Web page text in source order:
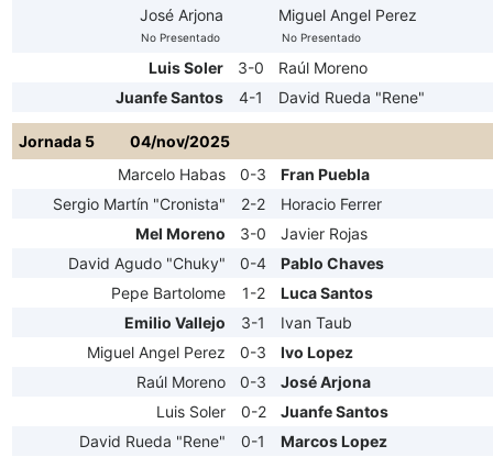
José Arjona
No Presentado
Miguel Angel Perez
No Presentado
Luis Soler 3-0
Raúl Moreno
Juanfe Santos
4-1 David Rueda "Rene"
Jornada 5
04/nov/2025
Marcelo Habas
0-3
Fran Puebla
Sergio Martín "Cronista"
2-2
Horacio Ferrer
Mel Moreno
3-0
Javier Rojas
David Agudo "Chuky"
0-4
Pablo Chaves
Pepe Bartolome
1-2
Luca Santos
Emilio Vallejo
3-1
Ivan Taub
Miguel Angel Perez
0-3
Ivo Lopez
Raúl Moreno
0-3
José Arjona
Luis Soler
0-2
Juanfe Santos
David Rueda "Rene"
0-1 Marcos Lopez